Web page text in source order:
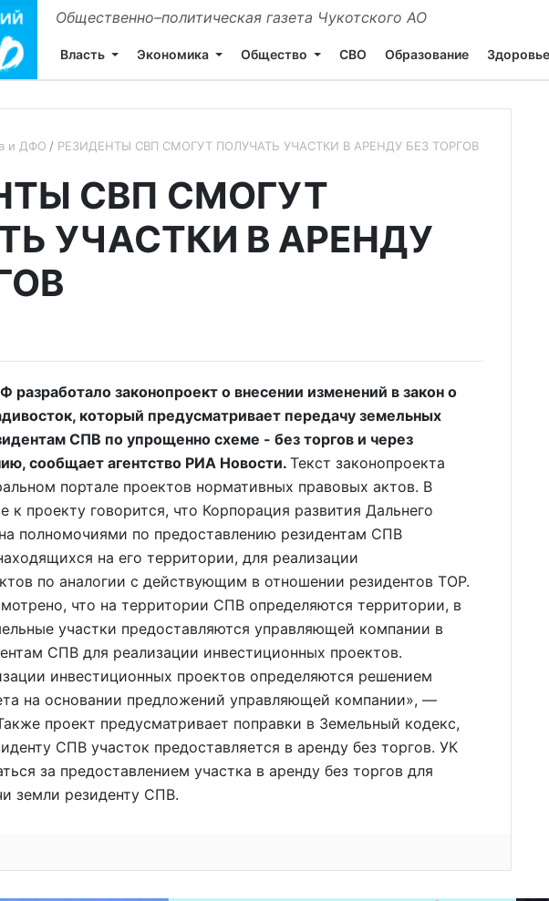
Общественно–политическая газета Чукотского АО
Власть Экономика Общество СВО Образование Здоровье
и ДФО РЕЗИДЕНТЫ СВП СМОГУТ ПОЛУЧАТЬ УЧАСТКИ В АРЕНДУ БЕЗ ТОРГОВ
СВП СМОГУТ
УЧАСТКИ В АРЕНДУ
разработало законопроект о внесении изменений в закон о
который предусматривает передачу земельных
СПВ по упрощенно схеме - без торгов и через
сообщает агентство РИА Новости. Текст законопроекта
портале проектов нормативных правовых актов. В
к проекту говорится, что Корпорация развития Дальнего
полномочиями по предоставлению резидентам СПВ
на его территории, для реализации
по аналогии с действующим в отношении резидентов ТОР.
что на территории СПВ определяются территории, в
участки предоставляются управляющей компании в
СПВ для реализации инвестиционных проектов.
инвестиционных проектов определяются решением
на основании предложений управляющей компании», —
проект предусматривает поправки в Земельный кодекс,
СПВ участок предоставляется в аренду без торгов. УК
за предоставлением участка в аренду без торгов для
земли резиденту СПВ.